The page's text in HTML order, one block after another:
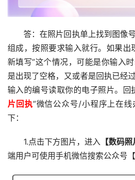
答：在照片回执单上找到图像
组成，按照要求输入就行。如果出
新填写”这个情况，可能是你输入
是出现了空格，又或者是回执已经
输入的编号读取你的电子照片。回
片回执”微信公众号/小程序上在
下：
1.点击下方图片，进入 【数码照
端用户可使用手机微信搜索公众号【